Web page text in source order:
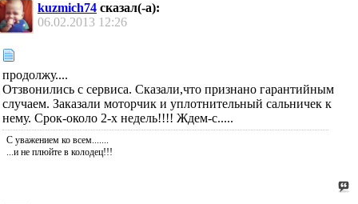
kuzmich74 сказал(-а):
06.02.2013 12:26
продолжу....
Отзвонились с сервиса. Сказали,что признано гарантийным
случаем. Заказали моторчик и уплотнительный сальничек к
нему. Срок-около 2-х недель!!!! Ждем-с.....
С уважением ко всем.......
...и не плюйте в колодец!!!